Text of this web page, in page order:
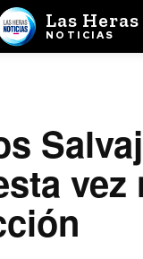
Las Heras
NOTICIAS
vez